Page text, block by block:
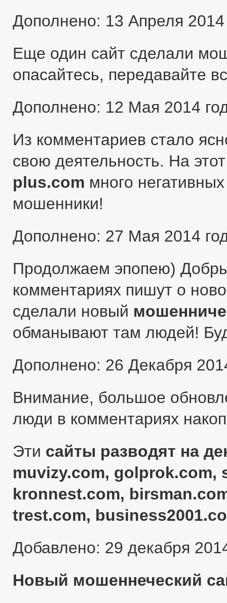
Дополнено: 13 Апреля 2014
Еще один сайт сделали
опасайтесь, передавайте
Дополнено: 12 Мая 2014
Из комментариев стало
свою деятельность. На
plus.com много
мошенники!
Дополнено: 27 Мая 2014
Продолжаем эпопею)
комментариях пишут о
сделали новый
обманывают там людей!
Дополнено: 26 Декабря
Внимание, большое
люди в комментариях
Эти сайты разводят на
muvizy.com, golprok.com,
kronnest.com,
trest.com,
Добавлено: 29 декабря
Новый мошеннеческий